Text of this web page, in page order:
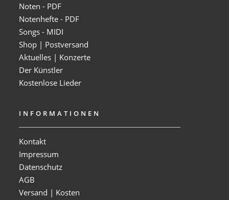
Noten - PDF
Notenhefte - PDF
Songs - MIDI
Shop | Postversand
Aktuelles | Konzerte
Der Künstler
Kostenlose Lieder
INFORMATIONEN
Kontakt
Impressum
Datenschutz
AGB
Versand | Kosten